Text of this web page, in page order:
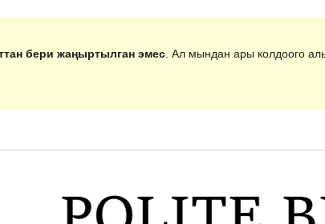
бери жаңыртылган эмес. Ал мындан ары колдоого